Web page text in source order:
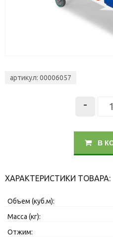
артикул: 00006057
-
В
ХАРАКТЕРИСТИКИ ТОВАРА:
Объем (куб.м):
Масса (кг):
Отжим: